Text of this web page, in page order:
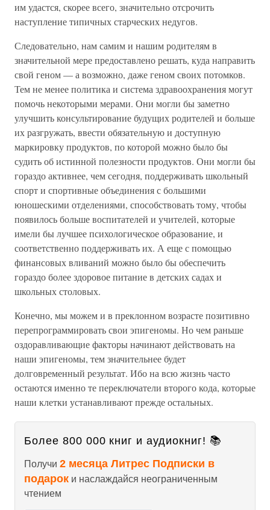
им удастся, скорее всего, значительно отсрочить
наступление типичных старческих недугов.
Следовательно, нам самим и нашим родителям в
значительной мере предоставлено решать, куда направить
свой геном — а возможно, даже геном своих потомков.
Тем не менее политика и система здравоохранения могут
помочь некоторыми мерами. Они могли бы заметно
улучшить консультирование будущих родителей и больше
их разгружать, ввести обязательную и доступную
маркировку продуктов, по которой можно было бы
судить об истинной полезности продуктов. Они могли бы
гораздо активнее, чем сегодня, поддерживать школьный
спорт и спортивные объединения с большими
юношескими отделениями, способствовать тому, чтобы
появилось больше воспитателей и учителей, которые
имели бы лучшее психологическое образование, и
соответственно поддерживать их. А еще с помощью
финансовых вливаний можно было бы обеспечить
гораздо более здоровое питание в детских садах и
школьных столовых.
Конечно, мы можем и в преклонном возрасте позитивно
перепрограммировать свои эпигеномы. Но чем раньше
оздоравливающие факторы начинают действовать на
наши эпигеномы, тем значительнее будет
долговременный результат. Ибо на всю жизнь часто
остаются именно те переключатели второго кода, которые
наши клетки устанавливают прежде остальных.
Более 800 000 книг и аудиокниг! 📚
Получи 2 месяца Литрес Подписки в
подарок и наслаждайся неограниченным
чтением